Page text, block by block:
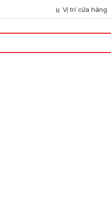
Vị trí cửa hàng